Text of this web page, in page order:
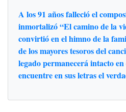
A los 91 años falleció el
inmortalizó “El camino de la
convirtió en el himno de la
de los mayores tesoros del
legado permanecerá intacto
encuentre en sus letras el